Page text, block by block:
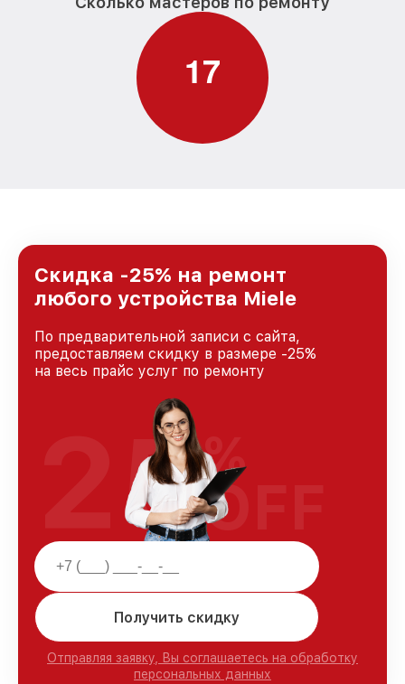
17
Скидка -25% на ремонт
любого устройства Miele
По предварительной записи с сайта,
предоставляем скидку в размере -25%
на весь прайс услуг по ремонту
Получить скидку
Отправляя заявку, Вы соглашаетесь на обработку
персональных данных
25%
OFF